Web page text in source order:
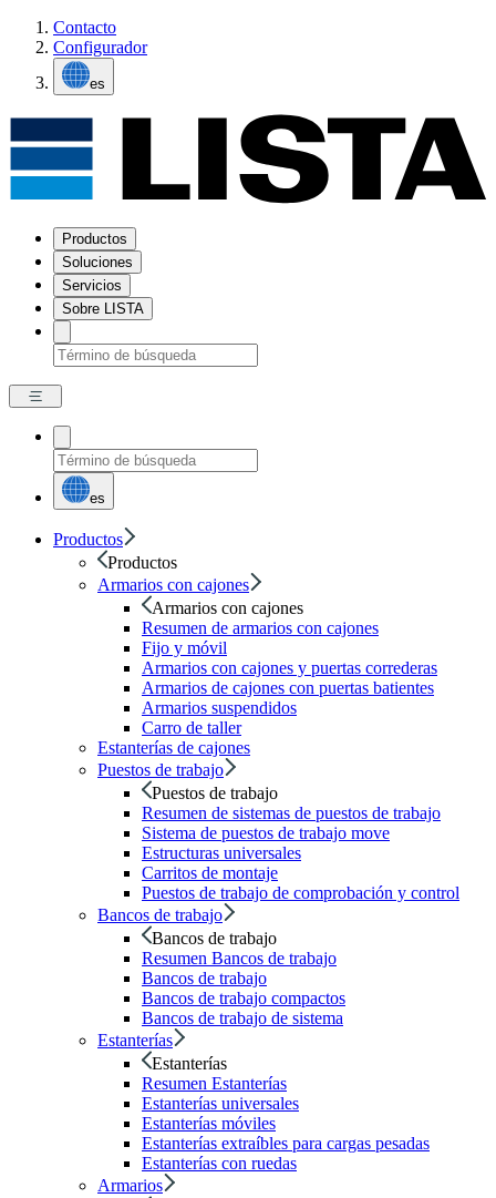
Contacto
Configurador
es
Productos
Soluciones
Servicios
Sobre LISTA
es
Productos
Productos
Armarios con cajones
Armarios con cajones
Resumen de armarios con cajones
Fijo y móvil
Armarios con cajones y puertas correderas
Armarios de cajones con puertas batientes
Armarios suspendidos
Carro de taller
Estanterías de cajones
Puestos de trabajo
Puestos de trabajo
Resumen de sistemas de puestos de trabajo
Sistema de puestos de trabajo move
Estructuras universales
Carritos de montaje
Puestos de trabajo de comprobación y control
Bancos de trabajo
Bancos de trabajo
Resumen Bancos de trabajo
Bancos de trabajo
Bancos de trabajo compactos
Bancos de trabajo de sistema
Estanterías
Estanterías
Resumen Estanterías
Estanterías universales
Estanterías móviles
Estanterías extraíbles para cargas pesadas
Estanterías con ruedas
Armarios